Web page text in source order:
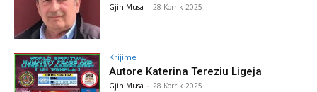
Gjin Musa - 28 Korrik 2025
Krijime
Autore Katerina Tereziu Ligeja
Gjin Musa - 28 Korrik 2025